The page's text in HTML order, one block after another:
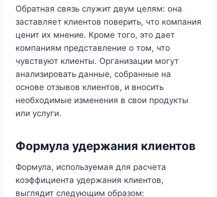
Обратная связь служит двум целям: она
заставляет клиентов поверить, что компания
ценит их мнение. Кроме того, это дает
компаниям представление о том, что
чувствуют клиенты. Организации могут
анализировать данные, собранные на
основе отзывов клиентов, и вносить
необходимые изменения в свои продукты
или услуги.
Формула удержания клиентов
Формула, используемая для расчета
коэффициента удержания клиентов,
выглядит следующим образом: